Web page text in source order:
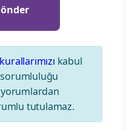
kabul
yorumlardan
tutulamaz.